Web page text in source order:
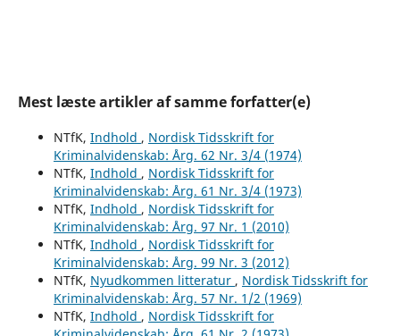
Mest læste artikler af samme forfatter(e)
NTfK, Indhold , Nordisk Tidsskrift for
Kriminalvidenskab: Årg. 62 Nr. 3/4 (1974)
NTfK, Indhold , Nordisk Tidsskrift for
Kriminalvidenskab: Årg. 61 Nr. 3/4 (1973)
NTfK, Indhold , Nordisk Tidsskrift for
Kriminalvidenskab: Årg. 97 Nr. 1 (2010)
NTfK, Indhold , Nordisk Tidsskrift for
Kriminalvidenskab: Årg. 99 Nr. 3 (2012)
NTfK, Nyudkommen litteratur , Nordisk Tidsskrift for
Kriminalvidenskab: Årg. 57 Nr. 1/2 (1969)
NTfK, Indhold , Nordisk Tidsskrift for